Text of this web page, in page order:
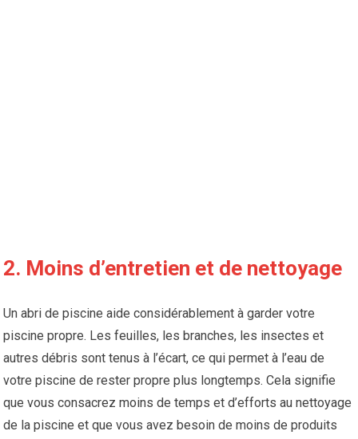
2. Moins d’entretien et de nettoyage
Un abri de piscine aide considérablement à garder votre
piscine propre. Les feuilles, les branches, les insectes et
autres débris sont tenus à l’écart, ce qui permet à l’eau de
votre piscine de rester propre plus longtemps. Cela signifie
que vous consacrez moins de temps et d’efforts au nettoyage
de la piscine et que vous avez besoin de moins de produits